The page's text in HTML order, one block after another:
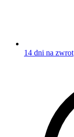
14 dni na zwrot